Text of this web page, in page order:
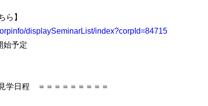
ら】
displaySeminarList/index?corpId=84715
始予定
学日程 ＝＝＝＝＝＝＝＝＝